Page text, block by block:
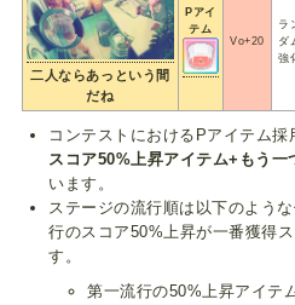
二人ならあっという間
だね
Pアイ
テム
Vo+20
ラ
ダ
強
コンテストにおけるPアイテム採
スコア50%上昇アイテム+もう一
います。
ステージの流行順は以下のよう
行のスコア50%上昇が一番獲得
す。
第一流行の50%上昇アイテ